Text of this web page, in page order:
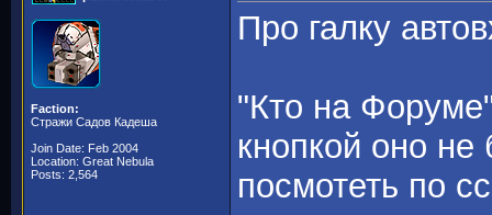
Faction:
Стражи Садов Кадеша
Join Date: Feb 2004
Location: Great Nebula
Posts: 2,564
Про галку
"Кто на
кнопкой оно
посмотеть по